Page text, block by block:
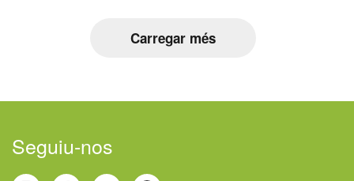
Carregar més
Seguiu-nos